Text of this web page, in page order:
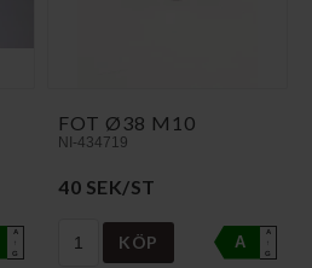
A
↑
G
FOT Ø38 M10
NI-434719
40 SEK/ST
KÖP A
A
↑
G